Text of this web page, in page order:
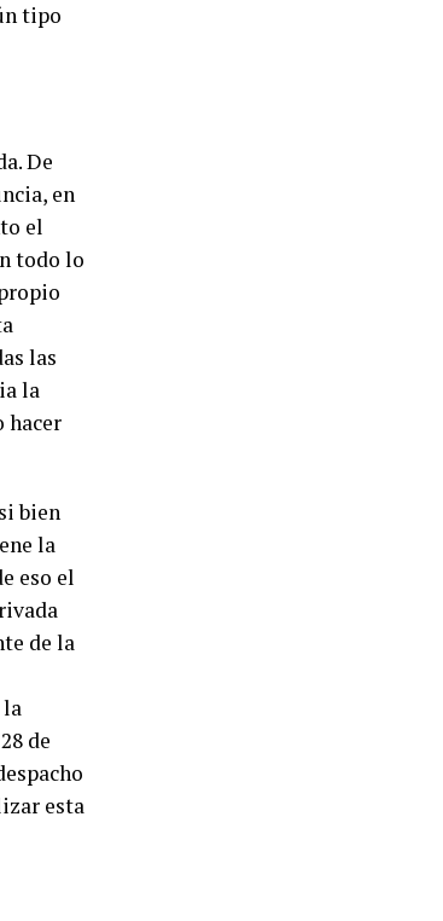
tipo
De
en
el
todo lo
las
la
hacer
bien
la
eso el
de la
la
de
esta